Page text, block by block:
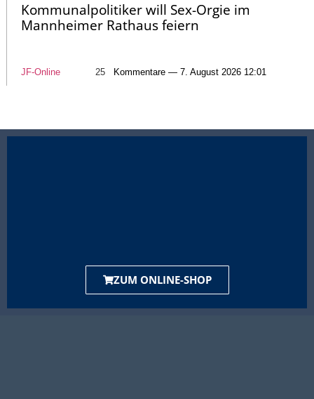
Kommunalpolitiker will Sex-Orgie im
Mannheimer Rathaus feiern
JF-Online 25 Kommentare — 7. August 2026 12:01
ZUM ONLINE-SHOP